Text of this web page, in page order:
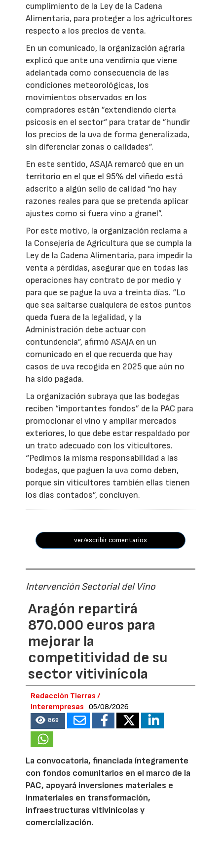
cumplimiento de la Ley de la Cadena
Alimentaria, para proteger a los agricultores
respecto a los precios de venta.
En un comunicado, la organización agraria
explicó que ante una vendimia que viene
adelantada como consecuencia de las
condiciones meteorológicas, los
movimientos observados en los
compradores están ”extendiendo cierta
psicosis en el sector“ para tratar de ”hundir
los precios de la uva de forma generalizada,
sin diferenciar zonas o calidades”.
En este sentido, ASAJA remarcó que en un
territorio en el que el 95% del viñedo está
adscrito a algún sello de calidad “no hay
razones reales para que se pretenda aplicar
ajustes como si fuera vino a granel”.
Por este motivo, la organización reclama a
la Consejería de Agricultura que se cumpla la
Ley de la Cadena Alimentaria, para impedir la
venta a pérdidas, asegurar que en todas las
operaciones hay contrato de por medio y
para que se pague la uva a treinta días. “Lo
que sea saltarse cualquiera de estos puntos
queda fuera de la legalidad, y la
Administración debe actuar con
contundencia”, afirmó ASAJA en un
comunicado en el que recuerda que hay
casos de uva recogida en 2025 que aún no
ha sido pagada.
La organización subraya que las bodegas
reciben “importantes fondos” de la PAC para
promocionar el vino y ampliar mercados
exteriores, lo que debe estar respaldado por
un trato adecuado con los viticultores.
“Pedimos la misma responsabilidad a las
bodegas, que paguen la uva como deben,
porque sin viticultores también ellas tienen
los días contados”, concluyen.
ver/escribir comentarios
Intervención Sectorial del Vino
Aragón repartirá
870.000 euros para
mejorar la
competitividad de su
sector vitivinícola
Redacción Tierras /
Interempresas
05/08/2026
869
La convocatoria, financiada íntegramente
con fondos comunitarios en el marco de la
PAC, apoyará inversiones materiales e
inmateriales en transformación,
infraestructuras vitivinícolas y
comercialización.